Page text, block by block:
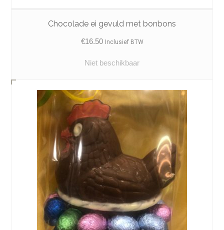
Chocolade ei gevuld met bonbons
€16.50 Inclusief BTW
Niet beschikbaar